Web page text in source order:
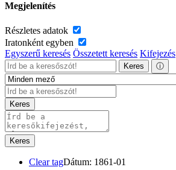
Megjelenítés
Részletes adatok
Iratonként egyben
Egyszerű keresés Összetett keresés Kifejezés
Keres ⓘ
Keres
Keres
Clear tagDátum: 1861-01